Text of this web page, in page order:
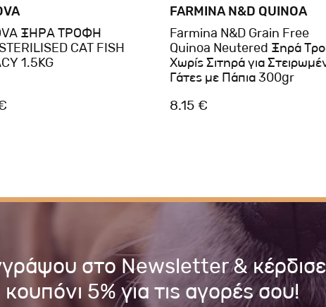
ΞΗΡΑ ΤΡΟΦΗ
CAT FISH
1.5KG
FARMINA N&D QUINOA
Farmina N&D Grain Free
Quinoa Neutered Ξηρά
Χωρίς Σιτηρά για
Γάτες με Πάπια 300gr
8.15 €
στο Newsletter & κέρδισε
κουπόνι 5% για τις αγορές σου!